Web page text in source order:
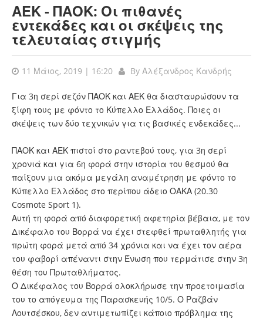
ΑΕΚ - ΠΑΟΚ: Οι πιθανές
εντεκάδες και οι σκέψεις της
τελευταίας στιγμής
11 Μάιος, 2019 | 16:20 By Αλέξανδρος Κανδρής
Για 3η σερί σεζόν ΠΑΟΚ και ΑΕΚ θα διασταυρώσουν τα
ξίφη τους με φόντο το Κύπελλο Ελλάδος. Ποιες οι
σκέψεις των δύο τεχνικών για τις βασικές ενδεκάδες...
ΠΑΟΚ και ΑΕΚ πιστοί στο ραντεβού τους, για 3η σερί
χρονιά και για 6η φορά στην ιστορία του θεσμού θα
παίξουν μια ακόμα μεγάλη αναμέτρηση με φόντο το
Κύπελλο Ελλάδος στο περίπου άδειο ΟΑΚΑ (20.30
Cosmote Sport 1).
Αυτή τη φορά από διαφορετική αφετηρία βέβαια, με τον
Δικέφαλο του Βορρά να έχει στεφθεί πρωταθλητής για
πρώτη φορά μετά από 34 χρόνια και να έχει τον αέρα
του φαβορί απέναντι στην Ένωση που τερμάτισε στην 3η
θέση του Πρωταθλήματος.
Ο Δικέφαλος του Βορρά ολοκλήρωσε την προετοιμασία
του το απόγευμα της Παρασκευής 10/5. Ο Ραζβάν
Λουτσέσκου, δεν αντιμετωπίζει κάποιο πρόβλημα της